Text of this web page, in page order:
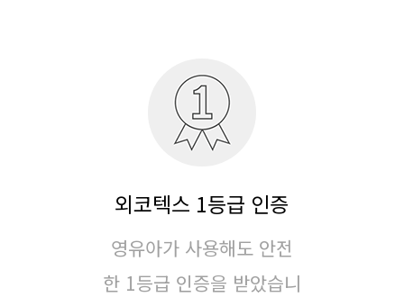
외코텍스 1등급 인증
영유아가 사용해도 안전
한 1등급 인증을 받았습니